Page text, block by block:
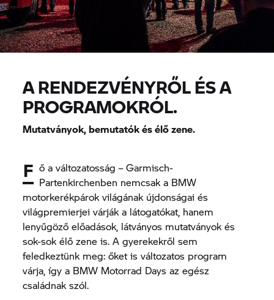
A RENDEZVÉNYRŐL ÉS A
PROGRAMOKRÓL.
Mutatványok, bemutatók és élő zene.
F ő a változatosság – Garmisch-
Partenkirchenben nemcsak a BMW
motorkerékpárok világának újdonságai és
világpremierjei várják a látogatókat, hanem
lenyűgöző előadások, látványos mutatványok és
sok-sok élő zene is. A gyerekekről sem
feledkeztünk meg: őket is változatos program
várja, így a BMW Motorrad Days az egész
családnak szól.